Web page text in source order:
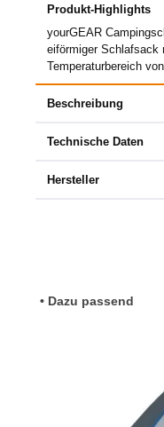
Produkt-Highlights
yourGEAR
eiförmiger Schlafsack
Temperaturbereich
Beschreibung
Technische Daten
Hersteller
Produktgalerie
• Dazu passend